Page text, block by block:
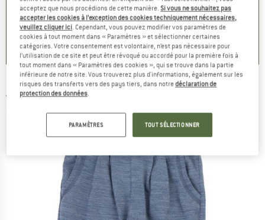
)
17,47 €
+4
5,0(1)
0,0(0)
JOHA -Kid's Wool Pants - Pantalon de loisirs
(0)
acceptez que nous procédions de cette manière.Si vous ne souhaitez pas
accepter les cookies à l’exception des cookies techniquement nécessaires,
veuillez cliquer ici. Cependant, vous pouvez modifier vos paramètres de
cookies à tout moment dans « Paramètres » et sélectionner certaines
catégories. Votre consentement est volontaire, n’est pas nécessaire pour
l’utilisation de ce site et peut être révoqué ou accordé pour la première fois à
tout moment dans « Paramètres des cookies », qui se trouve dans la partie
inférieure de notre site. Vous trouverez plus d'informations, également sur les
risques des transferts vers des pays tiers, dans notredéclaration de
protection des données.
PARAMÈTRES TOUT SÉLECTIONNER